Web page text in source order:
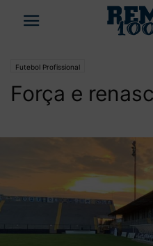
Futebol Profissional
Força e